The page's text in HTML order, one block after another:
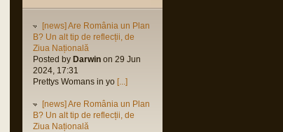
[news] Are România un Plan
B? Un alt tip de reflecții, de
Ziua Națională
Posted by Darwin on 29 Jun
2024, 17:31
Prettys Womans in yo [...]
[news] Are România un Plan
B? Un alt tip de reflecții, de
Ziua Națională